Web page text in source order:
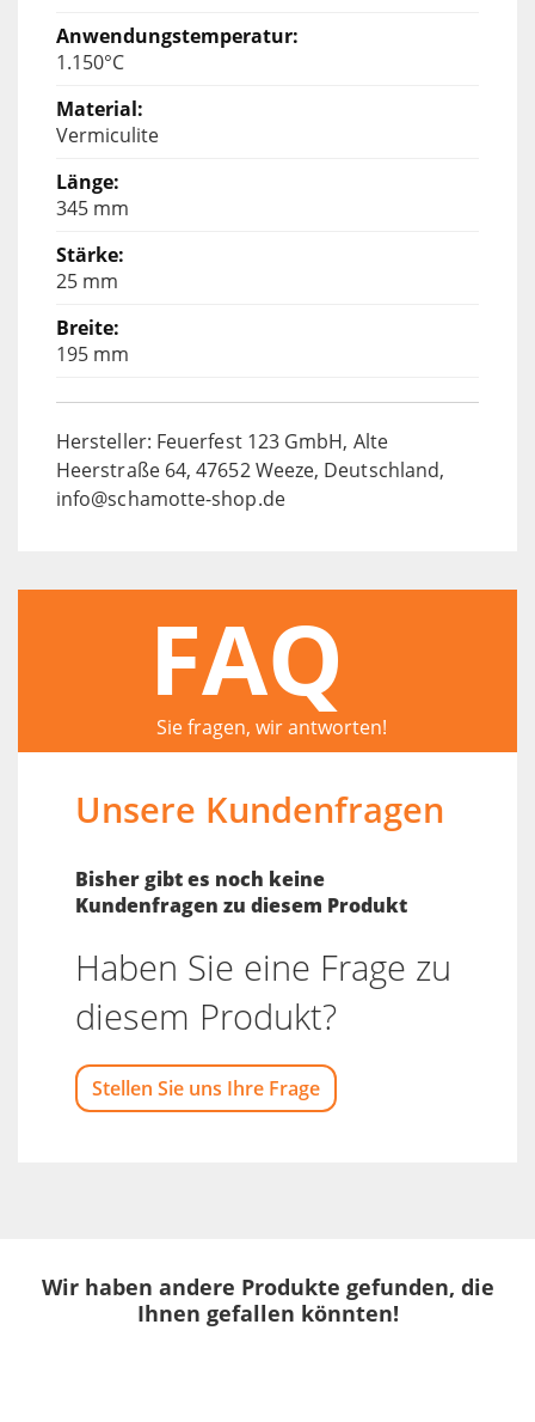
1.150°C
Vermiculite
345 mm
25 mm
195 mm
Hersteller: Feuerfest 123 GmbH, Alte
Heerstraße 64, 47652 Weeze, Deutschland,
info@schamotte-shop.de
FAQ
Sie fragen, wir antworten!
Unsere Kundenfragen
Bisher gibt es noch keine
Kundenfragen zu diesem Produkt
Haben Sie eine Frage zu
diesem Produkt?
Stellen Sie uns Ihre Frage
Wir haben andere Produkte gefunden, die
Ihnen gefallen könnten!